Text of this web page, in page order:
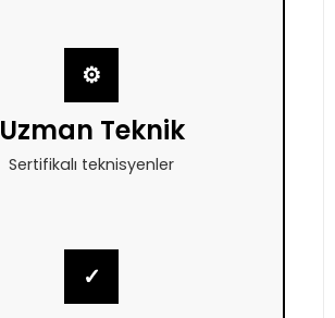
⚙
Uzman Teknik
Sertifikalı teknisyenler
✓